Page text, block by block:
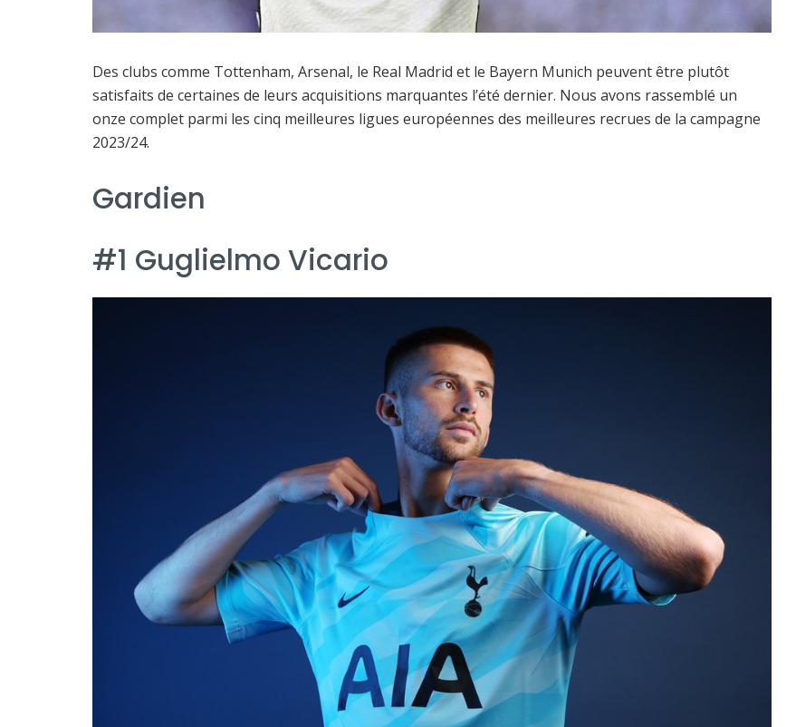
Des clubs comme Tottenham, Arsenal, le Real Madrid et le Bayern Munich peuvent être plutôt
satisfaits de certaines de leurs acquisitions marquantes l’été dernier. Nous avons rassemblé un
onze complet parmi les cinq meilleures ligues européennes des meilleures recrues de la campagne
2023/24.
Gardien
#1 Guglielmo Vicario